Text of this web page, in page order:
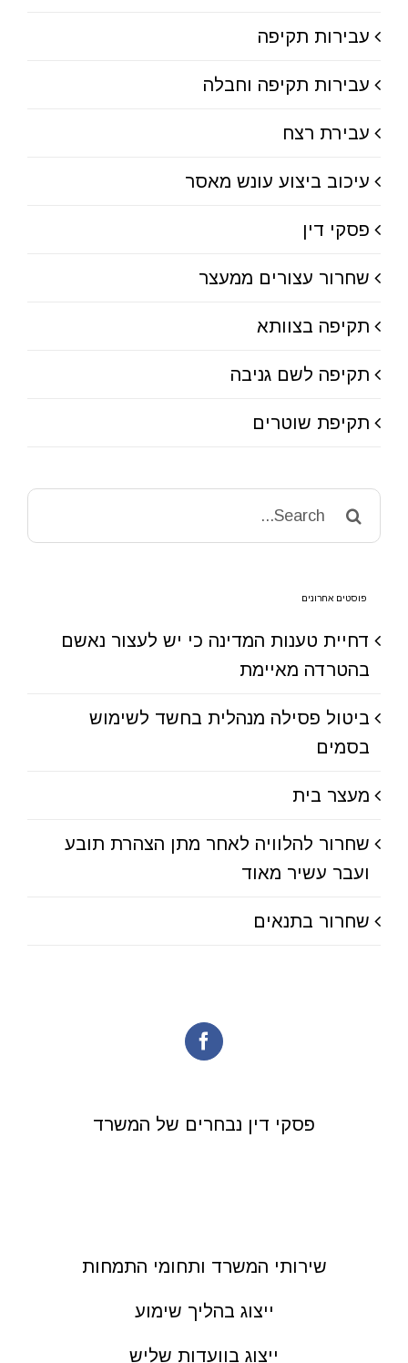
עבירות תקיפה
עבירות תקיפה וחבלה
עבירת רצח
עיכוב ביצוע עונש מאסר
פסקי דין
שחרור עצורים ממעצר
תקיפה בצוותא
תקיפה לשם גניבה
תקיפת שוטרים
for:
פוסטים אחרונים
דחיית טענות המדינה כי יש לעצור נאשם
בהטרדה מאיימת
ביטול פסילה מנהלית בחשד לשימוש
בסמים
מעצר בית
שחרור להלוויה לאחר מתן הצהרת תובע
ועבר עשיר מאוד
שחרור בתנאים
פסקי דין נבחרים של המשרד
שירותי המשרד ותחומי התמחות
ייצוג בהליך שימוע
ייצוג בוועדות שליש